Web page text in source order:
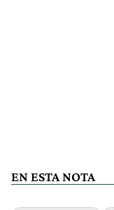
EN ESTA NOTA